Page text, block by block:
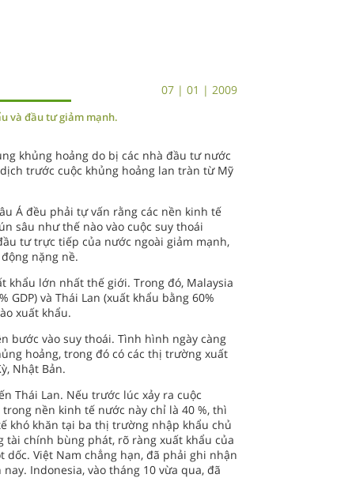
07 | 01 | 2009
và đầu tư giảm mạnh.
khủng hoảng do bị các nhà đầu tư nước
trước cuộc khủng hoảng lan tràn từ Mỹ
Á đều phải tự vấn rằng các nền kinh tế
sâu như thế nào vào cuộc suy thoái
tư trực tiếp của nước ngoài giảm mạnh,
nặng nề.
khẩu lớn nhất thế giới. Trong đó, Malaysia
GDP) và Thái Lan (xuất khẩu bằng 60%
xuất khẩu.
bước vào suy thoái. Tình hình ngày càng
hoảng, trong đó có các thị trường xuất
Nhật Bản.
Thái Lan. Nếu trước lúc xảy ra cuộc
nền kinh tế nước này chỉ là 40 %, thì
khó khăn tại ba thị trường nhập khẩu chủ
tài chính bùng phát, rõ ràng xuất khẩu của
dốc. Việt Nam chẳng hạn, đã phải ghi nhận
Indonesia, vào tháng 10 vừa qua, đã